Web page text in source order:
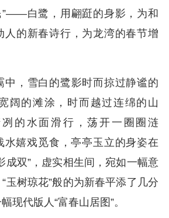
”——白鹭，用翩跹的身影，为和
人的新春诗行，为龙湾的春节增
中，雪白的鹭影时而掠过静谧的
阔的滩涂，时而越过连绵的山
的水面滑行，荡开一圈圈涟
嬉戏觅食，亭亭玉立的身姿在
成双”，虚实相生间，宛如一幅意
玉树琼花”般的为新春平添了几分
现代版人“富春山居图”。